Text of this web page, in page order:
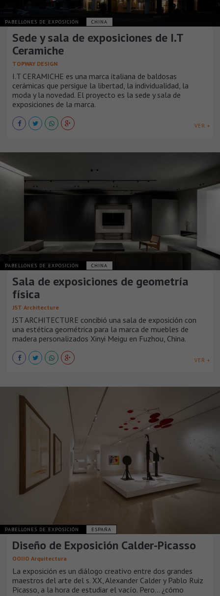
PABELLONES DE EXPOSICIÓN CHINA
Sede y sala de exposiciones de I.T
Ceramiche
TOPWAY DESIGN
I.T CERAMICHE es una marca italiana de baldosas
cerámicas que persigue la libertad, la individualidad, la
moda y la novedad. El proyecto es la sede y sala de
exposiciones de la marca.
VER +
PABELLONES DE EXPOSICIÓN CHINA
Sala de exposiciones de geometría
física
JST Architecture
JST ARCHITECTURE concibió una sala de exposición con
una estética geométrica para la marca de muebles de
madera personalizados Xinyi Meigu en Fuzhou, China.
VER +
PABELLONES DE EXPOSICIÓN ESPAÑA
Diseño de Exposición Calder-Picasso
OOIIO Arquitectura
La exposición es un diálogo creativo entre dos grandes
maestros del arte del s. XX, Alexander Calder y Pablo Ruiz
Picasso, a la hora de estudiar el vacío. Pero… ¿cómo